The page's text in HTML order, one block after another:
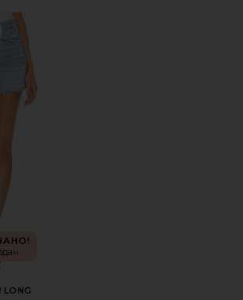
ШОРТЫ PARKER LONG